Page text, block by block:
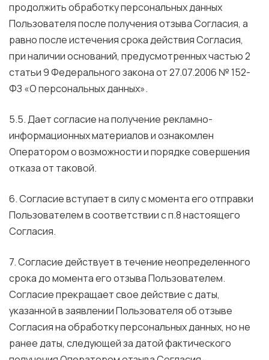
продолжить обработку персональных данных
Пользователя после получения отзыва Согласия, а
равно после истечения срока действия Согласия,
при наличии оснований, предусмотренных частью 2
статьи 9 Федерального закона от 27.07.2006 № 152-
ФЗ «О персональных данных».
5.5. Дает согласие на получение рекламно-
информационных материалов и ознакомлен
Оператором о возможности и порядке совершения
отказа от таковой.
6. Согласие вступает в силу с момента его отправки
Пользователем в соответствии с п.8 настоящего
Согласия.
7. Согласие действует в течение неопределенного
срока до момента его отзыва Пользователем.
Согласие прекращает свое действие с даты,
указанной в заявлении Пользователя об отзыве
Согласия на обработку персональных данных, но не
ранее даты, следующей за датой фактического